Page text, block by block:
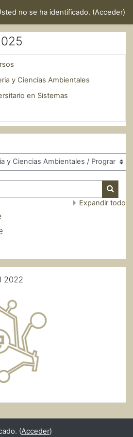
no se ha identificado. (Acceder)
y Ciencias Ambientales
en Sistemas
Expandir todo
2022
(Acceder)